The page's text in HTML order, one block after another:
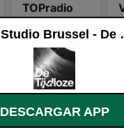
TOPradio
VRT
DESCARGAR APP